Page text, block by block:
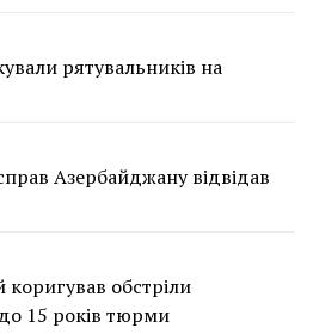
рятувальників на
Азербайджану відвідав
обстріли
15 років тюрми